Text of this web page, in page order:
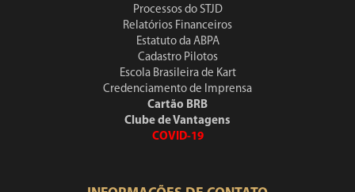
Processos do STJD
Relatórios Financeiros
Estatuto da ABPA
Cadastro Pilotos
Escola Brasileira de Kart
Credenciamento de Imprensa
Cartão BRB
Clube de Vantagens
COVID-19